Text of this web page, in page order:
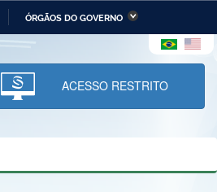
ÓRGÃOS DO GOVERNO
da Infraestrutura
da Ciência,
Inovações e
ACESSO RESTRITO